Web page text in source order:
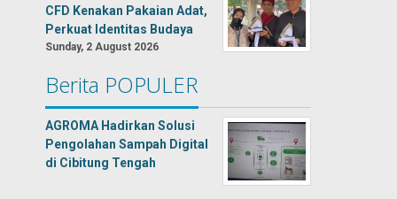
CFD Kenakan Pakaian Adat,
Perkuat Identitas Budaya
Sunday, 2 August 2026
Berita POPULER
AGROMA Hadirkan Solusi
Pengolahan Sampah Digital
di Cibitung Tengah